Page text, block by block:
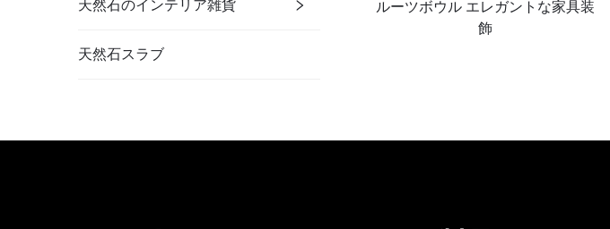
天然石のインテリア雑貨
天然石スラブ
ルーツボウル エレガントな家具装
飾